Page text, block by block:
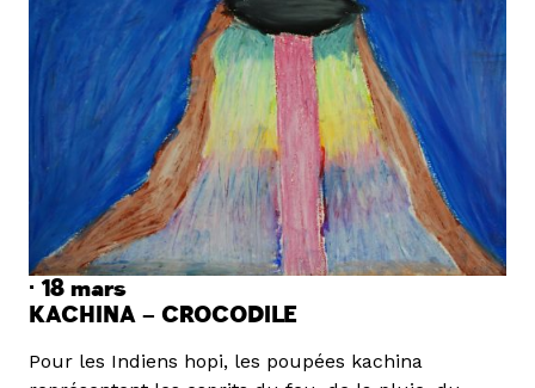
· 18 mars
KACHINA – CROCODILE
Pour les Indiens hopi, les poupées kachina